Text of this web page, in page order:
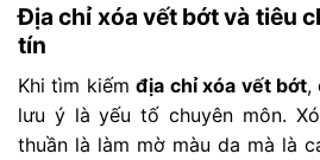
Địa chỉ xóa vết bớt và tiêu
tín
Khi tìm kiếmđịa chỉ xóa vết bớt,
lưu ý là yếu tố chuyên môn.
thuần là làm mờ màu da mà là